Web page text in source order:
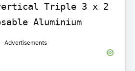
Triple 3 x 2
modules Clipsable Aluminium
Advertisements